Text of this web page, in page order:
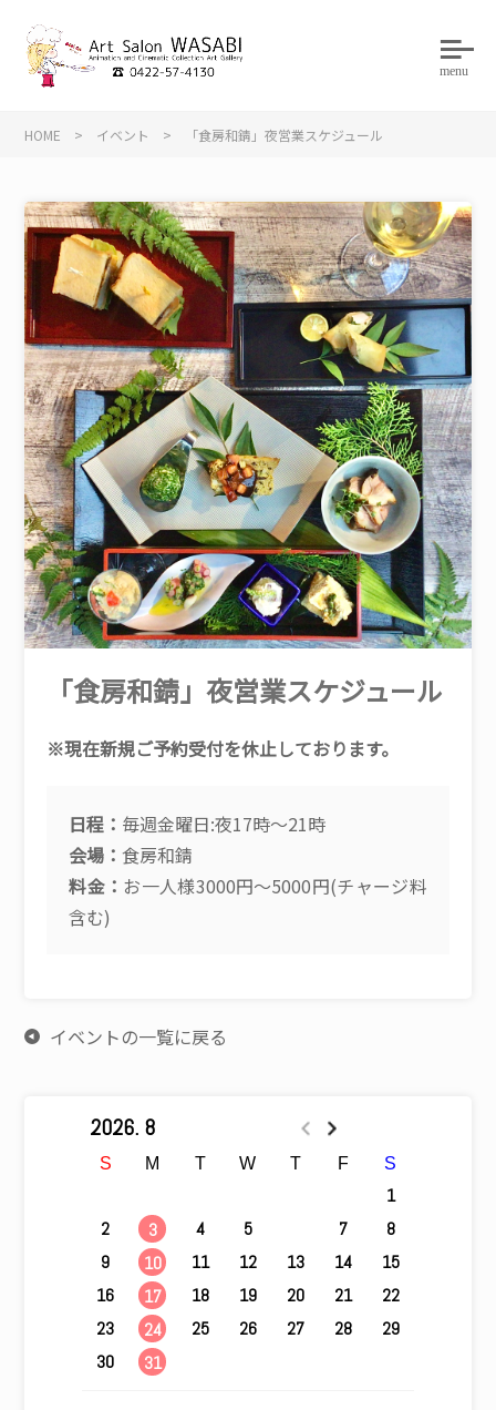
menu
HOME > イベント > 「食房和錆」夜営業スケジュール
「食房和錆」夜営業スケジュール
※現在新規ご予約受付を休止しております。
日程： 毎週金曜日:夜17時〜21時
会場：食房和錆
料金： お一人様3000円〜5000円(チャージ料
含む)
イベントの一覧に戻る
2026. 8
S M T W T F S
1
2
3 4 5 7
8
9
10 11 12 13 14
15
16
17 18 19 20 21
22
23
24 25 26 27 28
29
30
31